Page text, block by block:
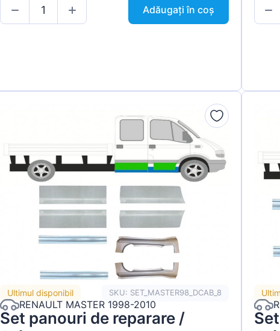
Adăugați în coș
Ultimul disponibil SKU: SET_MASTER98_DCAB_8
RENAULT MASTER 1998-2010
Set panouri de reparare /